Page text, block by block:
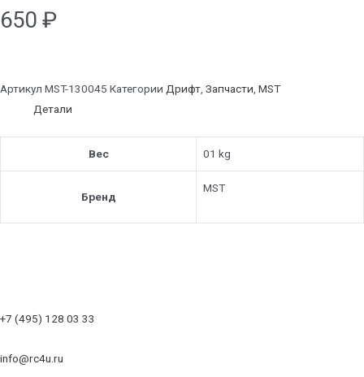
650 ₽
Артикул MST-130045 Категории Дрифт, Запчасти, MST
Детали
Вес 01 kg
Бренд
MST
+7 (495) 128 03 33
info@rc4u.ru